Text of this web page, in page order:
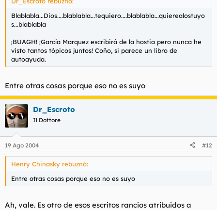
Si supiera que estos son los últimos minutos que te veo diría
Siempre hay un mañana y la vida nos da otra oportunidad
para hacer las cosas bien, pero por si me equivoco y hoy es
que nunca te olvidaré.
El mañana no le está asegurado a nadie, joven o viejo. Hoy
puede ser la última vez que veas a los que amas. Por eso no
esperes más, hazlo hoy, ya que si el mañana nunca llega,
seguramente lamentarás el día que no tomaste tiempo para
una sonrisa, un abrazo, un beso y que estuviste muy ocupado
para concederles un último deseo.
Mantén a los que amas cerca de ti, diles al oído lo mucho que
los necesitas, quiérelos y trátalos bien, toma tiempo para
las palabras de amor que conoces.
Blablabla...Dios....blablabla...tequiero....blablabla...quierealostuyo
s...blablabla
¡BUAGH! ¡García Marquez escribirá de la hostia pero nunca he
visto tantos tópicos juntos! Coño, si parece un libro de
autoayuda.
Entre otras cosas porque eso no es suyo
Dr_Escroto
Il Dottore
19 Ago 2004 #12
Henry Chinasky rebuznó:
Entre otras cosas porque eso no es suyo
Ah, vale. Es otro de esos escritos rancios atribuidos a